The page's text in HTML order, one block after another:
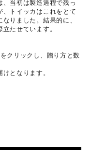
当初は製造過程で残っ
、トイッカはこれをとて
りました。結果的に、
たせています。
クリックし、贈り方と数
となります。